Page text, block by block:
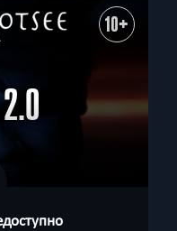
10+